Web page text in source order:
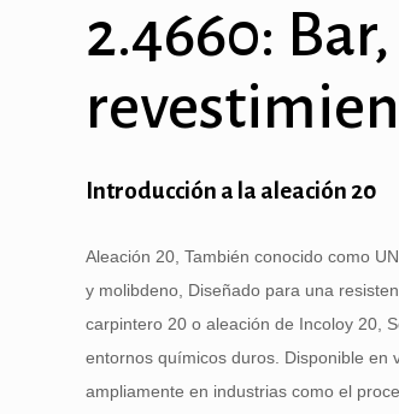
2.4660:
Introducción a la aleación 20
Aleación 20, También conocido como
y molibdeno, Diseñado para una
carpintero 20 o aleación de Incoloy 20,
entornos químicos duros. Disponible en
ampliamente en industrias como el